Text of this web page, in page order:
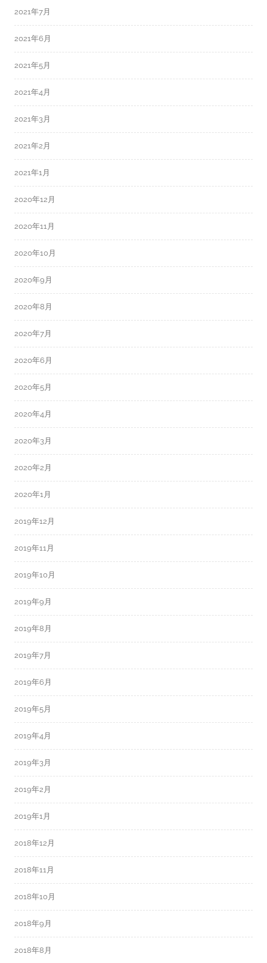
2021年7月
2021年6月
2021年5月
2021年4月
2021年3月
2021年2月
2021年1月
2020年12月
2020年11月
2020年10月
2020年9月
2020年8月
2020年7月
2020年6月
2020年5月
2020年4月
2020年3月
2020年2月
2020年1月
2019年12月
2019年11月
2019年10月
2019年9月
2019年8月
2019年7月
2019年6月
2019年5月
2019年4月
2019年3月
2019年2月
2019年1月
2018年12月
2018年11月
2018年10月
2018年9月
2018年8月